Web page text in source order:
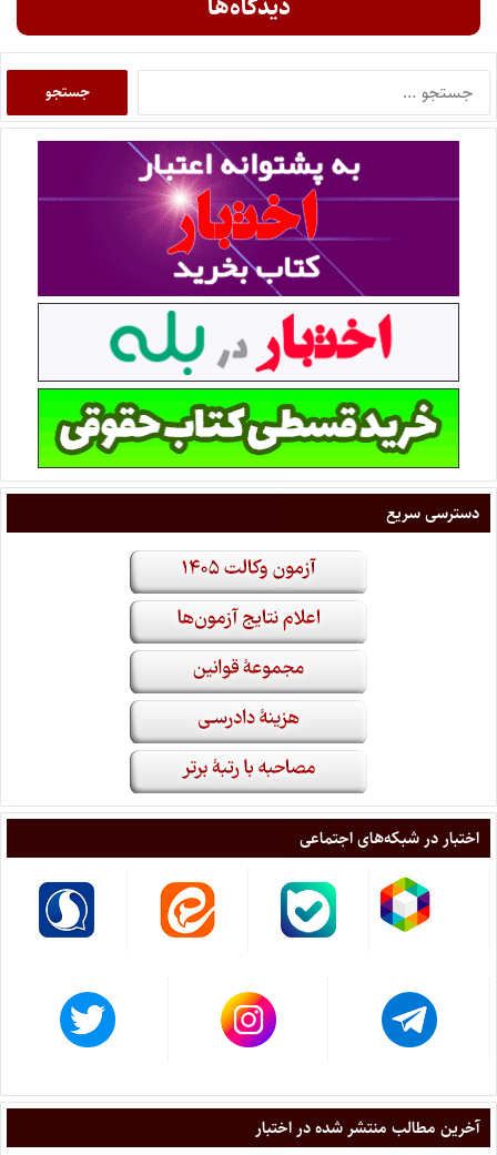
دسترسی سریع
اختبار در شبکه‌های اجتماعی
آخرین مطالب منتشر شده در اختبار